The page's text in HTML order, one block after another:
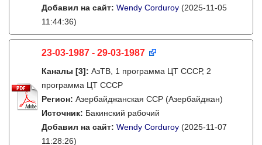
Добавил на сайт: Wendy Corduroy (2025-11-05
11:44:36)
23-03-1987 - 29-03-1987
Каналы [3]: АзТВ, 1 программа ЦТ СССР, 2
программа ЦТ СССР
Регион: Азербайджанская ССР (Азербайджан)
Источник: Бакинский рабочий
Добавил на сайт: Wendy Corduroy (2025-11-07
11:28:26)